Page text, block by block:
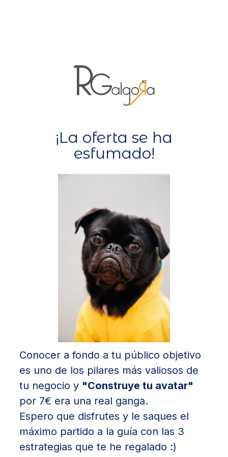
¡La oferta se ha
esfumado!
Conocer a fondo a tu público objetivo
es uno de los pilares más valiosos de
tu negocio y "Construye tu avatar"
por 7€ era una real ganga.
Espero que disfrutes y le saques el
máximo partido a la guía con las 3
estrategias que te he regalado :)